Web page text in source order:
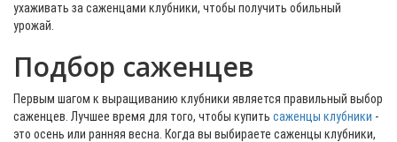
ухаживать за саженцами клубники, чтобы получить обильный
урожай.
Подбор саженцев
Первым шагом к выращиванию клубники является правильный выбор
саженцев. Лучшее время для того, чтобы купить саженцы клубники -
это осень или ранняя весна. Когда вы выбираете саженцы клубники,